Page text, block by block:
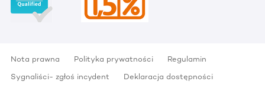
Nota prawna Polityka prywatności
Regulamin
Sygnaliści- zgłoś incydent
Deklaracja dostępności